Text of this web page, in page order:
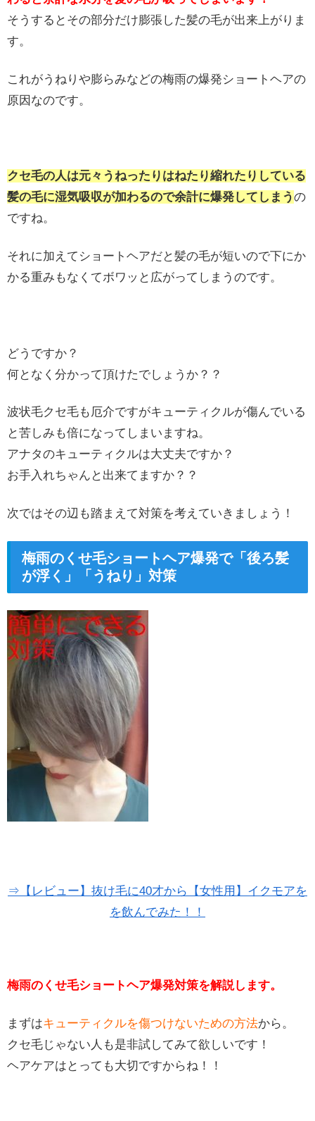
そうするとその部分だけ膨張した髪の毛が出来上がりま
す。
これがうねりや膨らみなどの梅雨の爆発ショートヘアの
原因なのです。
クセ毛の人は元々うねったりはねたり縮れたりしている
髪の毛に湿気吸収が加わるので余計に爆発してしまうの
ですね。
それに加えてショートヘアだと髪の毛が短いので下にか
かる重みもなくてボワッと広がってしまうのです。
どうですか？
何となく分かって頂けたでしょうか？？
波状毛クセ毛も厄介ですがキューティクルが傷んでいる
と苦しみも倍になってしまいますね。
アナタのキューティクルは大丈夫ですか？
お手入れちゃんと出来てますか？？
次ではその辺も踏まえて対策を考えていきましょう！
梅雨のくせ毛ショートヘア爆発で「後ろ髪
が浮く」「うねり」対策
⇒【レビュー】抜け毛に40才から【女性用】イクモアを
を飲んでみた！！
梅雨のくせ毛ショートヘア爆発対策を解説します。
まずはキューティクルを傷つけないための方法から。
クセ毛じゃない人も是非試してみて欲しいです！
ヘアケアはとっても大切ですからね！！